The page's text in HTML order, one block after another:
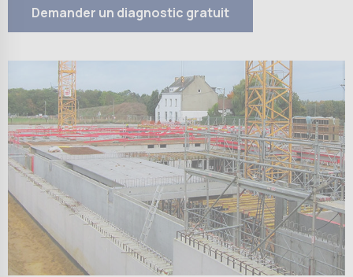
Demander un diagnostic gratuit